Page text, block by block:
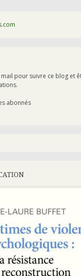
pour suivre ce blog et
abonnés